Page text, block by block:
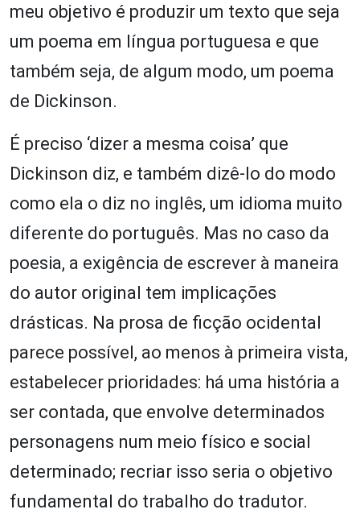
meu objetivo é produzir um texto que seja
um poema em língua portuguesa e que
também seja, de algum modo, um poema
de Dickinson.
É preciso ‘dizer a mesma coisa’ que
Dickinson diz, e também dizê-lo do modo
como ela o diz no inglês, um idioma muito
diferente do português. Mas no caso da
poesia, a exigência de escrever à maneira
do autor original tem implicações
drásticas. Na prosa de ficção ocidental
parece possível, ao menos à primeira vista,
estabelecer prioridades: há uma história a
ser contada, que envolve determinados
personagens num meio físico e social
determinado; recriar isso seria o objetivo
fundamental do trabalho do tradutor.